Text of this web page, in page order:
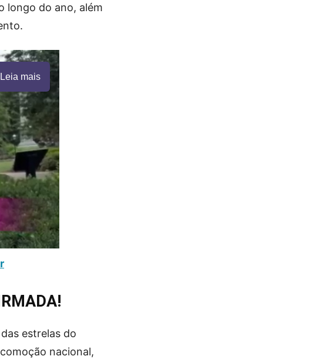
longo do ano, além
Leia mais
estrelas do
nacional,